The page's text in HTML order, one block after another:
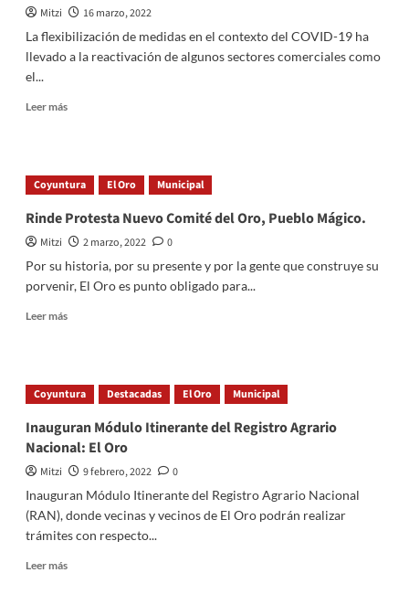
Jurídica
a
Mitzi
16 marzo, 2022
La flexibilización de medidas en el contexto del COVID-19 ha
llevado a la reactivación de algunos sectores comerciales como
el...
Leer másRead
Oro:
Establecen
de
Sanitización
Vehicular
Coyuntura El Oro Municipal
Rinde Protesta Nuevo Comité del Oro, Pueblo Mágico.
Mitzi 2 marzo, 2022
0
Por su historia, por su presente y por la gente que construye su
porvenir, El Oro es punto obligado para...
Leer másRead
Protesta
Nuevo
del
Oro,
Pueblo
Coyuntura Destacadas El Oro Municipal
Inauguran Módulo Itinerante del Registro Agrario
Nacional: El Oro
Mitzi 9 febrero, 2022
0
Inauguran Módulo Itinerante del Registro Agrario Nacional
(RAN), donde vecinas y vecinos de El Oro podrán realizar
trámites con respecto...
Leer másRead